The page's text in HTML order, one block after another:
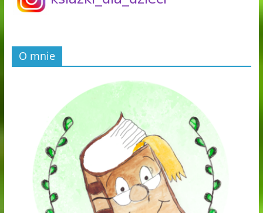
O mnie